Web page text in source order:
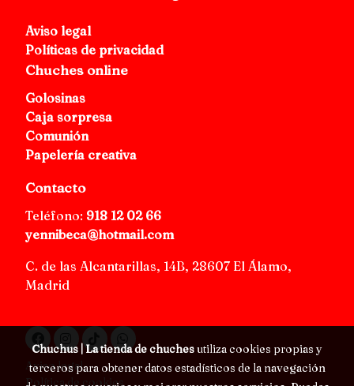
Aviso legal
Políticas de privacidad
Chuches online
Golosinas
Caja sorpresa
Comunión
Papelería creativa
Contacto
Teléfono: 918 12 02 66
yennibeca@hotmail.com
C. de las Alcantarillas, 14B, 28607 El Álamo,
Madrid
Aviso legal
Política de cookies
Chuchus | La tienda de chuchesutiliza cookies propias y
terceros para obtener datos estadísticos de la navegación